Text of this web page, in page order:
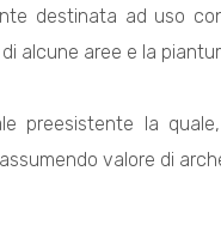
destinata ad uso
alcune aree e la
preesistente la
valore di